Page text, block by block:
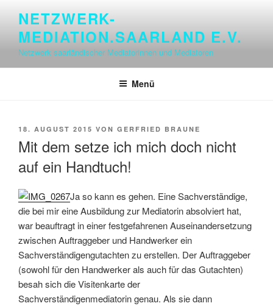
springen
NETZWERK-
MEDIATION.SAARLAND E.V.
Netzwerk saarländischer Mediatorinnen und Mediatoren
Menü
VERÖFFENTLICHT
18. AUGUST 2015 VON GERFRIED BRAUNE
Mit dem setze ich mich doch nicht
auf ein Handtuch!
Ja so kann es gehen. Eine Sachverständige,
die bei mir eine Ausbildung zur Mediatorin absolviert hat,
war beauftragt in einer festgefahrenen Auseinandersetzung
zwischen Auftraggeber und Handwerker ein
Sachverständigengutachten zu erstellen. Der Auftraggeber
(sowohl für den Handwerker als auch für das Gutachten)
besah sich die Visitenkarte der
Sachverständigenmediatorin genau. Als sie dann